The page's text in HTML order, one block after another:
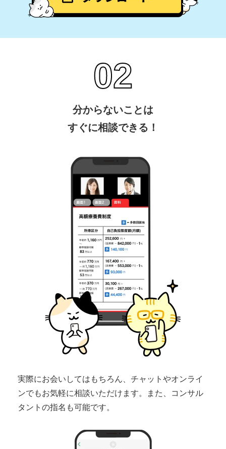
分からないことは
すぐに相談できる！
実際にお会いしてはもちろん、チャットやオンライ
ンでもお気軽に相談いただけます。また、コンサル
タントの指名も可能です。